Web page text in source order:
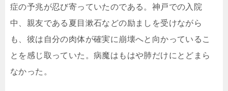
症の予兆が忍び寄っていたのである。神戸での入院
中、親友である夏目漱石などの励ましを受けながら
も、彼は自分の肉体が確実に崩壊へと向かっているこ
とを感じ取っていた。病魔はもはや肺だけにとどまら
なかった。